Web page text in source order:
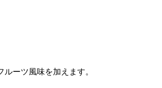
ーツ風味を加えます。